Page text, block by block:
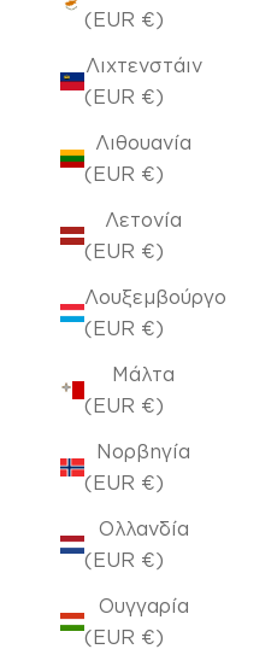
(EUR €)
Λιχτενστάιν
(EUR €)
Λιθουανία
(EUR €)
Λετονία
(EUR €)
Λουξεμβούργο
(EUR €)
Μάλτα
(EUR €)
Νορβηγία
(EUR €)
Ολλανδία
(EUR €)
Ουγγαρία
(EUR €)